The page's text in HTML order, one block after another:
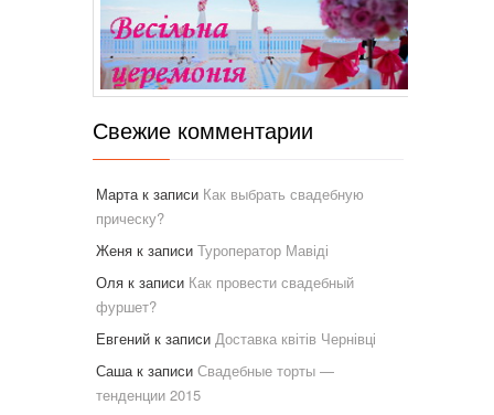
Свежие комментарии
Мартак записи Как выбрать свадебную
прическу?
Женя к записи Туроператор Мавіді
Оля к записи Как провести свадебный
фуршет?
Евгений к записи Доставка квітів Чернівці
Сашак записи Свадебные торты —
тенденции 2015